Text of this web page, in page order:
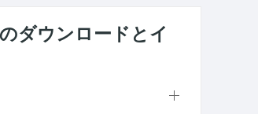
ウンロードとイ